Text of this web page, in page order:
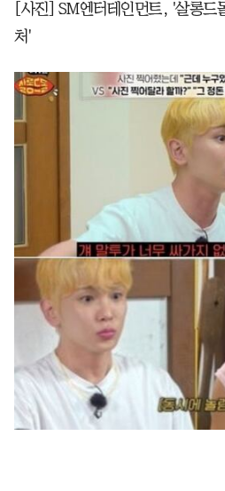
[사진] SM엔터테인먼트, '살롱드
처'